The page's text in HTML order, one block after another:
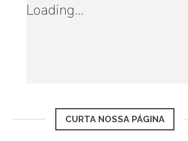
Loading...
CURTA NOSSA PÁGINA